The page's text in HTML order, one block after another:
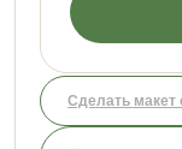
Сделать макет